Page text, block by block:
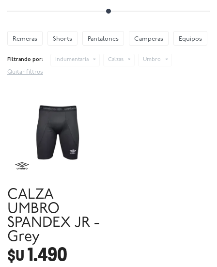
Remeras Shorts Pantalones Camperas Equipos
Filtrando por: Indumentaria Calzas Umbro
Quitar filtros
CALZA
UMBRO
SPANDEX JR -
Grey
$U 1.490